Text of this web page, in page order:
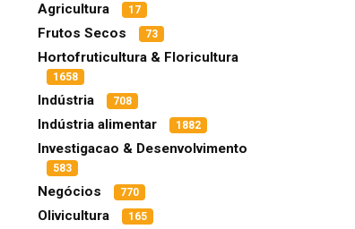
Agricultura
17
Frutos Secos 73
Hortofruticultura & Floricultura
1658
Indústria 708
Indústria alimentar 1882
Investigacao & Desenvolvimento
583
Negócios 770
Olivicultura 165